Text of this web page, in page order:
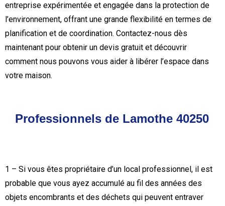
entreprise expérimentée et engagée dans la protection de
l’environnement, offrant une grande flexibilité en termes de
planification et de coordination. Contactez-nous dès
maintenant pour obtenir un devis gratuit et découvrir
comment nous pouvons vous aider à libérer l’espace dans
votre maison.
Professionnels de Lamothe 40250
1 – Si vous êtes propriétaire d’un local professionnel, il est
probable que vous ayez accumulé au fil des années des
objets encombrants et des déchets qui peuvent entraver